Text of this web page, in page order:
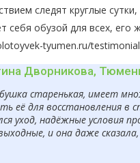
следят круглые
себя обузой для всех,
tyumen.ru/
Дворникова,
старенькая, имеет
её для восстановления в
уход, надёжные условия
и она даже